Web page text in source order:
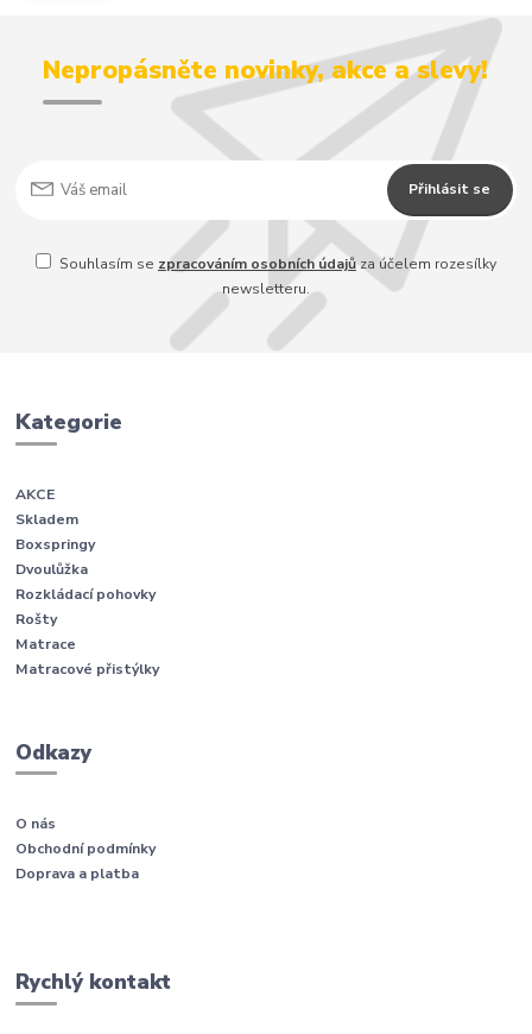
Nepropásněte novinky, akce a slevy!
Přihlásit se
Souhlasím se zpracováním osobních údajůza účelem rozesílky
newsletteru.
Kategorie
AKCE
Skladem
Boxspringy
Dvoulůžka
Rozkládací pohovky
Rošty
Matrace
Matracové přistýlky
Odkazy
O nás
Obchodní podmínky
Doprava a platba
Rychlý kontakt